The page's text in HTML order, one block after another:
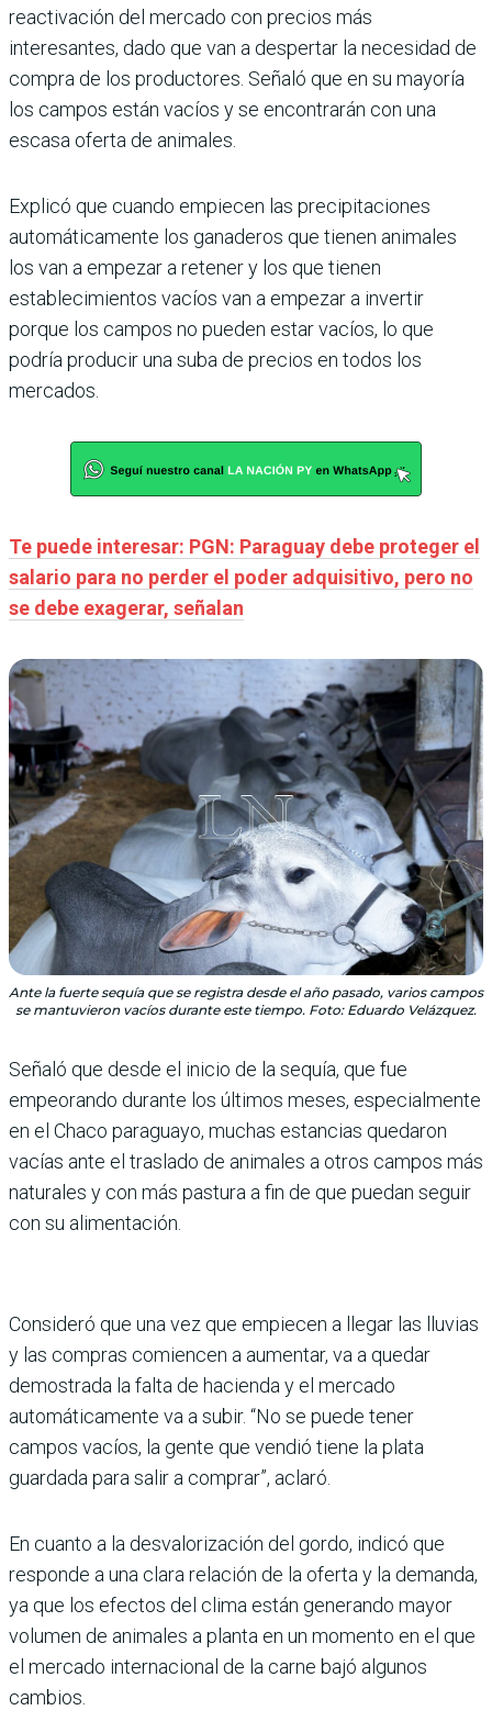
reactivación del mercado con precios más
interesantes, dado que van a despertar la necesidad de
compra de los productores. Señaló que en su mayoría
los campos están vacíos y se encontrarán con una
escasa oferta de animales.
Explicó que cuando empiecen las precipitaciones
automáticamente los ganaderos que tienen animales
los van a empezar a retener y los que tienen
establecimientos vacíos van a empezar a invertir
porque los campos no pueden estar vacíos, lo que
podría producir una suba de precios en todos los
mercados.
Te puede interesar: PGN: Paraguay debe proteger el
salario para no perder el poder adquisitivo, pero no
se debe exagerar, señalan
Ante la fuerte sequía que se registra desde el año pasado, varios campos
se mantuvieron vacíos durante este tiempo. Foto: Eduardo Velázquez.
Señaló que desde el inicio de la sequía, que fue
empeorando durante los últimos meses, especialmente
en el Chaco paraguayo, muchas estancias quedaron
vacías ante el traslado de animales a otros campos más
naturales y con más pastura a fin de que puedan seguir
con su alimentación.
Consideró que una vez que empiecen a llegar las lluvias
y las compras comiencen a aumentar, va a quedar
demostrada la falta de hacienda y el mercado
automáticamente va a subir. “No se puede tener
campos vacíos, la gente que vendió tiene la plata
guardada para salir a comprar”, aclaró.
En cuanto a la desvalorización del gordo, indicó que
responde a una clara relación de la oferta y la demanda,
ya que los efectos del clima están generando mayor
volumen de animales a planta en un momento en el que
el mercado internacional de la carne bajó algunos
cambios.